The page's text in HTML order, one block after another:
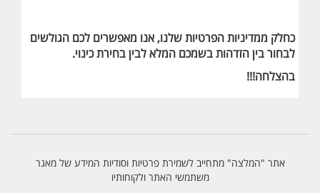
כחלק ממדיניות הפרטיות שלנו, אנו מאפשרים לכם הגולשים
לבחור בין הזדהות בשמכם המלא לבין בחירת כינוי.
בהצלחה!!!
אתר "המלצה" מתחייב לשמירת פרטיות וסודיות המידע של מאגר
משתמשי האתר ולקוחותיו